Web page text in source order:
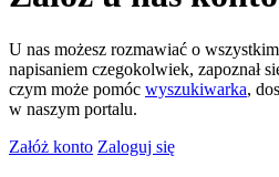
U nas możesz rozmawiać o
napisaniem czegokolwiek, zapoznał
czym może pomóc wyszukiwarka,
w naszym portalu.
Załóż konto Zaloguj się